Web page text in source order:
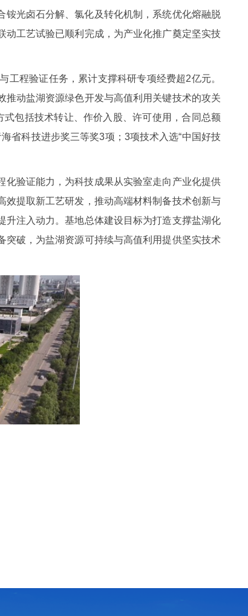
光卤石分解、氯化及转化机制，系统优化熔融脱
工艺试验已顺利完成，为产业化推广奠定坚实技
程验证任务，累计支撑科研专项经费超2亿元。
动盐湖资源绿色开发与高值利用关键技术的攻关
包括技术转让、作价入股、许可使用，合同总额
省科技进步奖三等奖3项；3项技术入选“中国好技
验证能力，为科技成果从实验室走向产业化提供
提取新工艺研发，推动高端材料制备技术创新与
注入动力。基地总体建设目标为打造支撑盐湖化
破，为盐湖资源可持续与高值利用提供坚实技术